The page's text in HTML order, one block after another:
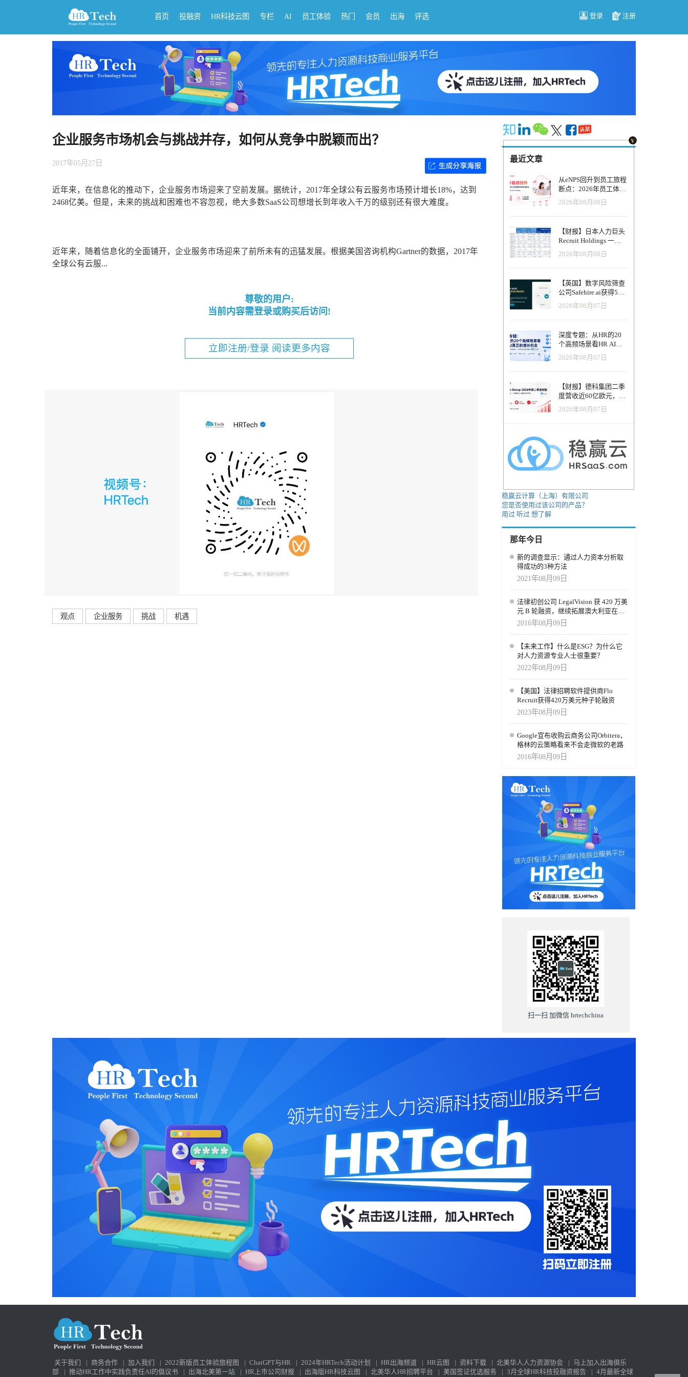
首页 投融资 HR科技云图 专栏 AI 员工体验 热门 会员 出海 评选 登录 注册
企业服务市场机会与挑战并存，如何从竞争中脱颖而出？
2017年05月27日
近年来，在信息化的推动下，企业服务市场迎来了空前发展。据统计，2017年全球公有云服务市场预计增长18%，达到
2468亿美。但是，未来的挑战和困难也不容忽视，绝大多数SaaS公司想增长到年收入千万的级别还有很大难度。
近年来，随着信息化的全面铺开，企业服务市场迎来了前所未有的迅猛发展。根据美国咨询机构Gartner的数据，2017年
全球公有云服...
尊敬的用户:
当前内容需登录或购买后访问!
立即注册/登录 阅读更多内容
观点 企业服务 挑战 机遇
最近文章
从eNPS回升到员工旅程
断点：2026年员工体验
管理正在发生什么变
2026年08月08日
【财报】日本人力巨头
Recruit Holdings 一季
度营收破1.04万亿日
元：Indeed美国收入逆
势增长30%，AI招聘推
2026年08月08日
【英国】数字风险筛查
公司Safehire.ai获得50
万英镑融资，重塑招聘
风控体系
2026年08月07日
深度专题：从HR的20
个高频场景看HR AI真
正的增长机会
2026年08月07日
【财报】德科集团二季
度营收近60亿欧元，其
中AI代理已覆盖50%收
入，招聘服务进入运营
2026年08月07日
稳赢云计算（上海）有限公司
您是否使用过该公司的产品？
用过 听过 想了解
那年今日
新的调查显示：通过人力资本分析取
得成功的3种方法
2021年08月09日
法律初创公司 LegalVision 获 420 万美
元 B 轮融资，继续拓展澳大利亚在线
法律市场
2016年08月09日
【未来工作】什么是ESG？为什么它
对人力资源专业人士很重要？
2022年08月09日
【美国】法律招聘软件提供商Flo
Recruit获得420万美元种子轮融资
2023年08月09日
Google宣布收购云商务公司Orbitera，
格林的云策略看来不会走微软的老路
2016年08月09日
扫一扫 加微信 hrtechchina
关于我们 | 商务合作 | 加入我们 | 2022新版员工体验旅程图 | ChatGPT与HR | 2024年HRTech活动计划 | HR出海频道 | HR云图 | 资料下载 | 北美华人人力资源协会 | 马上加入出海俱乐
部
| 推动HR工作中实践负责任AI的倡议书 | 出海北美第一站 | HR上市公司财报 | 出海版HR科技云图 | 北美华人HR招聘平台 | 美国签证优选服务 | 3月全球HR科技投融资报告 | 4月最新全球